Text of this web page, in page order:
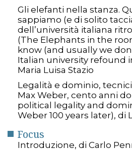
Gli elefanti nella stanza.
sappiamo (e di solito
dell’università italiana
(The Elephants in the
know (and usually we
Italian university refound
Maria Luisa Stazio
Legalità e dominio,
Max Weber, cento anni
political legality and
Weber 100 years later), di
Focus
Introduzione, di Carlo